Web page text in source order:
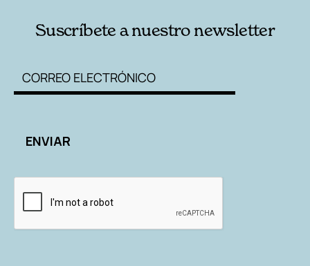
Suscríbete a nuestro newsletter